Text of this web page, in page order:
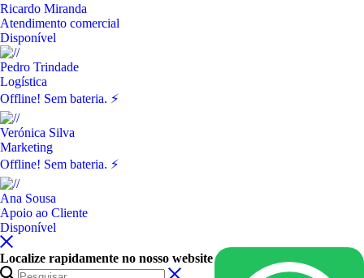
Ricardo Miranda
Atendimento comercial
Disponível
Pedro Trindade
Logística
Offline! Sem bateria. ⚡
Verónica Silva
Marketing
Offline! Sem bateria. ⚡
Ana Sousa
Apoio ao Cliente
Disponível
Localize rapidamente no nosso website